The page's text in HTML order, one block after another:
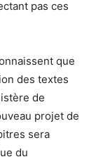
pas ces
que
des textes
de
projet de
sera
du